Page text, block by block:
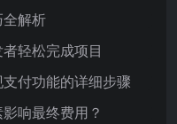
解析
轻松完成项目
付功能的详细步骤
响最终费用？